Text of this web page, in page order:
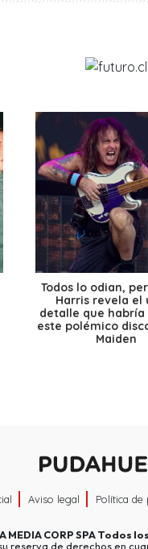
Todos lo odian,
Harris revela el
detalle que habría
este polémico
Maiden
Aviso legal Política de
MEDIA CORP SPATodos
su reserva de derechos en